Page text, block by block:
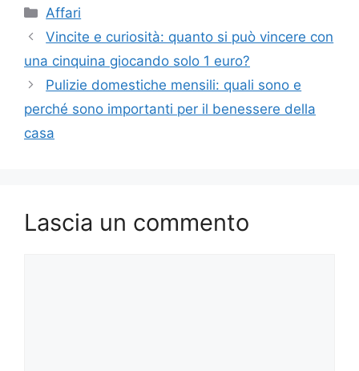
Categorie
Affari
Vincite e curiosità: quanto si può vincere con
una cinquina giocando solo 1 euro?
Pulizie domestiche mensili: quali sono e
perché sono importanti per il benessere della
casa
Lascia un commento